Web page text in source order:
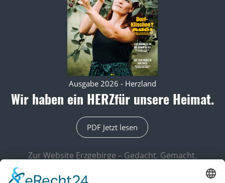
Ausgabe 2026 - Herzland
Wir haben ein HERZfür unsere Heimat.
PDF Jetzt lesen
Zur Website Erzgebirge – Gedacht. Gemacht.